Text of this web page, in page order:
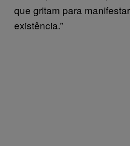
que gritam para
existência.”